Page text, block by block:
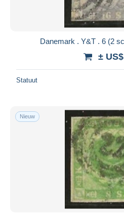
Danemark . Y&T . 6 (2
±
Statuut
Nieuw